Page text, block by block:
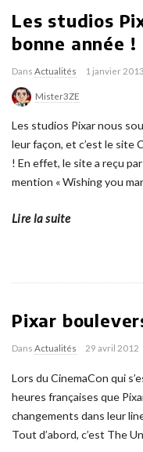
Les studios
bonne année !
Dans Actualités 1 janvier 2013
Mister3ZE
Les studios Pixar nous
leur façon, et c’est le site
! En effet, le site a reçu
mention « Wishing you
Lire la suite
Pixar
Dans Actualités 29 avril 2012
Lors du CinemaCon qui
heures françaises que
changements dans leur
Tout d’abord, c’est The